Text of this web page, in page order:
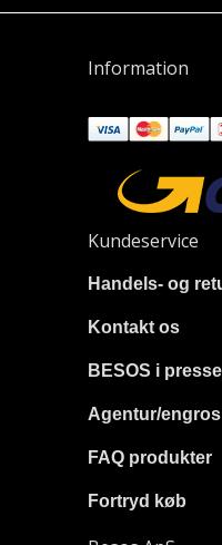
Information
Kundeservice
Handels- og
Kontakt os
BESOS i
Agentur/engros
FAQ produkter
Fortryd køb